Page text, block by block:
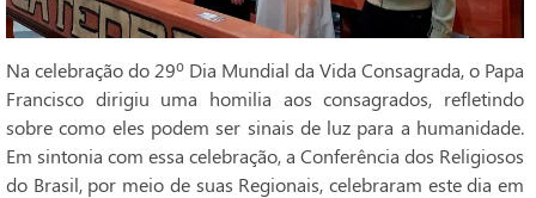
Na celebração do 29º Dia Mundial da Vida Consagrada, o Papa
Francisco dirigiu uma homilia aos consagrados, refletindo
sobre como eles podem ser sinais de luz para a humanidade.
Em sintonia com essa celebração, a Conferência dos Religiosos
do Brasil, por meio de suas Regionais, celebraram este dia em